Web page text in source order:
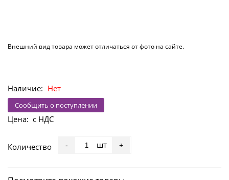
Внешний вид товара может отличаться от фото на сайте.
Наличие: Нет
Сообщить о поступлении
Цена: с НДС
Количество - шт +